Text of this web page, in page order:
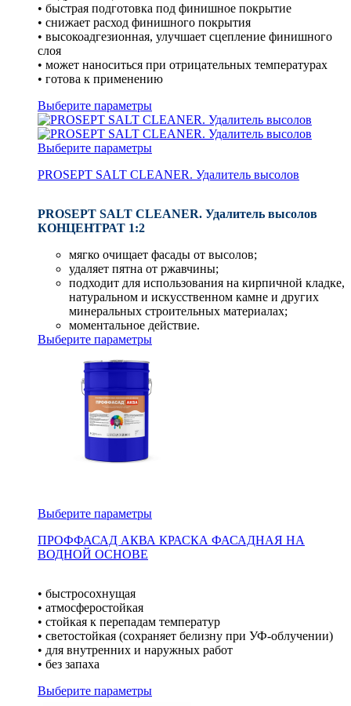
• быстрая подготовка под финишное покрытие
• снижает расход финишного покрытия
• высокоадгезионная, улучшает сцепление финишного
слоя
• может наноситься при отрицательных температурах
• готова к применению
Выберите параметры
Выберите параметры
PROSEPT SALT CLEANER. Удалитель высолов
PROSEPT SALT CLEANER. Удалитель высолов
КОНЦЕНТРАТ 1:2
мягко очищает фасады от высолов;
удаляет пятна от ржавчины;
подходит для использования на кирпичной кладке,
натуральном и искусственном камне и других
минеральных строительных материалах;
моментальное действие.
Выберите параметры
Выберите параметры
ПРОФФАСАД АКВА КРАСКА ФАСАДНАЯ НА
ВОДНОЙ ОСНОВЕ
• быстросохнущая
• атмосферостойкая
• стойкая к перепадам температур
• светостойкая (сохраняет белизну при УФ-облучении)
• для внутренних и наружных работ
• без запаха
Выберите параметры